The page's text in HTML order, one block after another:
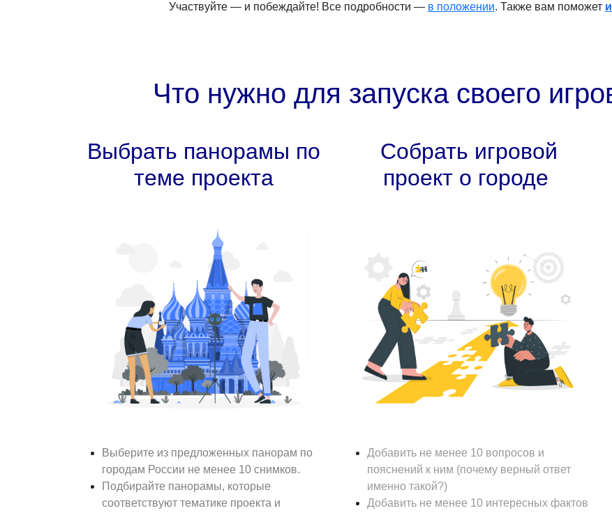
Участвуйте — и побеждайте! Все подробности — в положении. Также вам поможет
Что нужно для запуска своего
Выбрать панорамы по
теме проекта
Выберите из предложенных панорам по
городам России не менее 10 снимков.
Подбирайте панорамы, которые
соответствуют тематике проекта и
Собрать игровой
проект о городе
Добавить не менее 10 вопросов и
пояснений к ним (почему верный ответ
именно такой?)
Добавить не менее 10 интересных фактов